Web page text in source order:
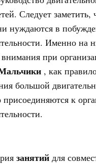
Следует заметить,
нуждаются в
Именно на
при
, как
большой
к
занятий для